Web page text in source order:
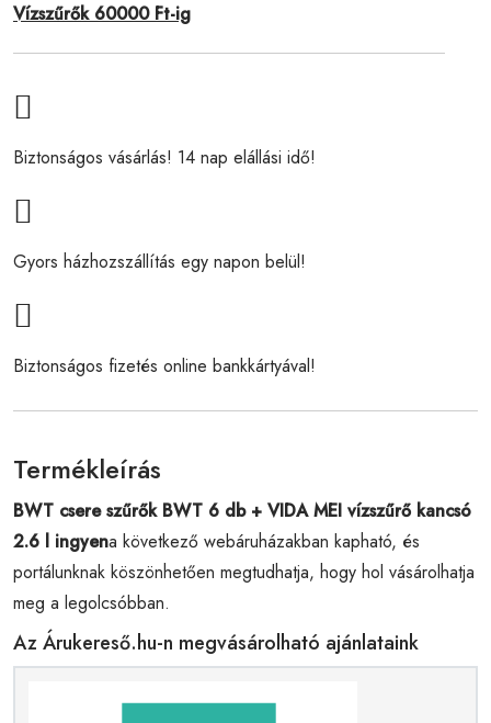
Vízszűrők 60000 Ft-ig
Biztonságos vásárlás! 14 nap elállási idő!
Gyors házhozszállítás egy napon belül!
Biztonságos fizetés online bankkártyával!
Termékleírás
BWT csere szűrők BWT 6 db + VIDA MEI vízszűrő kancsó
2.6 l ingyena következő webáruházakban kapható, és
portálunknak köszönhetően megtudhatja, hogy hol vásárolhatja
meg a legolcsóbban.
Az Árukereső.hu-n megvásárolható ajánlataink